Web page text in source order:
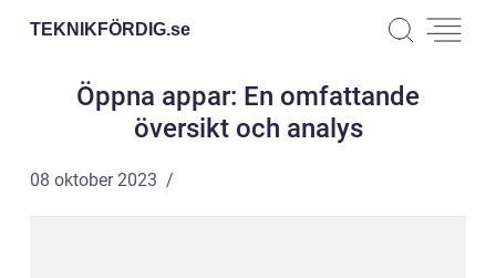
TEKNIKFÖRDIG.se
Öppna appar: En omfattande
översikt och analys
08 oktober 2023